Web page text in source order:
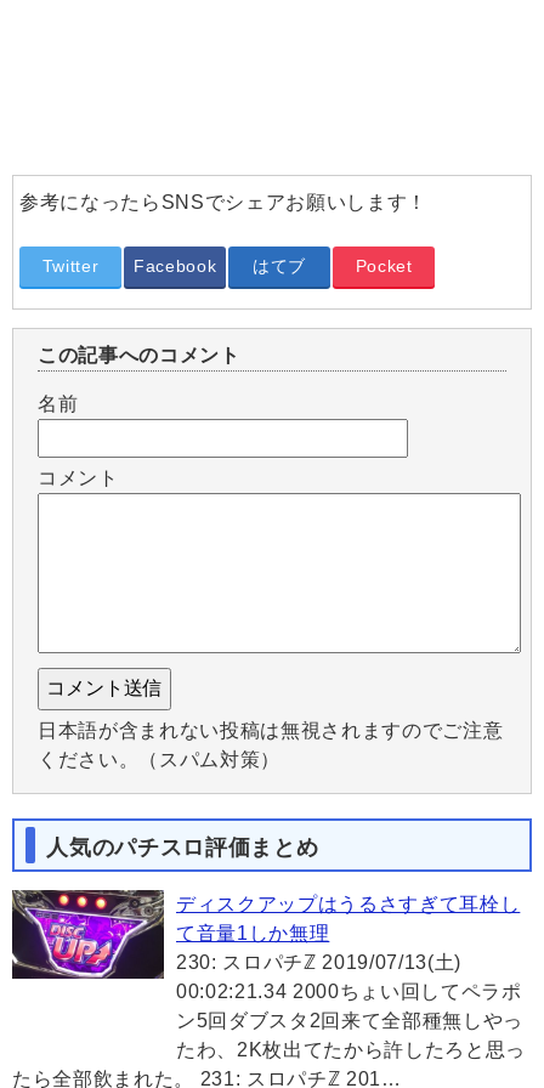
参考になったらSNSでシェアお願いします！
Twitter Facebook はてブ Pocket
この記事へのコメント
名前
コメント
日本語が含まれない投稿は無視されますのでご注意
ください。（スパム対策）
人気のパチスロ評価まとめ
ディスクアップはうるさすぎて耳栓し
て音量1しか無理
230: スロパチℤ 2019/07/13(土)
00:02:21.34 2000ちょい回してペラポ
ン5回ダブスタ2回来て全部種無しやっ
たわ、2K枚出てたから許したろと思っ
たら全部飲まれた。 231: スロパチℤ 201…